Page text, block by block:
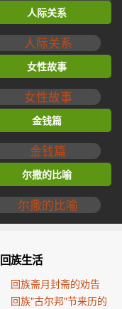
人际关系
女性故事
金钱篇
尔撒的比喻
回族生活
回族斋月封斋的劝告
回族"古尔邦"节来历的